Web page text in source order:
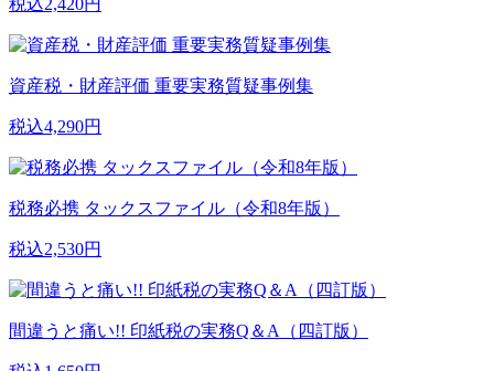
資産税・財産評価 重要実務質疑事例集
税込4,290円
税務必携 タックスファイル（令和8年版）
税込2,530円
間違うと痛い!! 印紙税の実務Q＆A（四訂版）